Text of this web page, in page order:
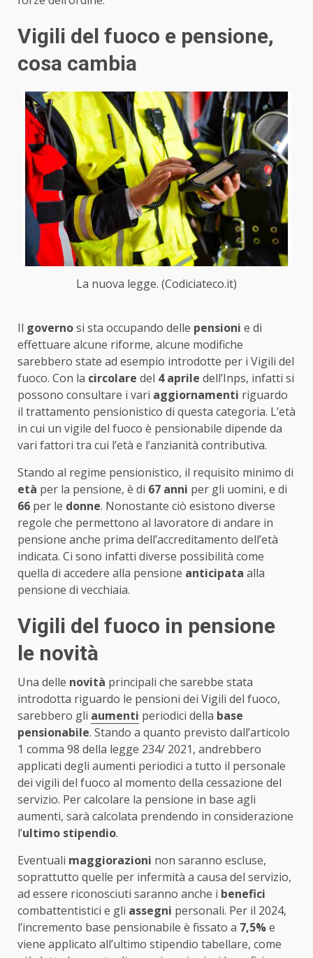
Vigili del fuoco e pensione,
cosa cambia
La nuova legge. (Codiciateco.it)
Il governosi sta occupando delle pensioni e di
effettuare alcune riforme, alcune modifiche
sarebbero state ad esempio introdotte per i Vigili del
fuoco. Con la circolare del 4 aprile dell’Inps, infatti si
possono consultare i vari aggiornamenti riguardo
il trattamento pensionistico di questa categoria. L’età
in cui un vigile del fuoco è pensionabile dipende da
vari fattori tra cui l’età e l’anzianità contributiva.
Stando al regime pensionistico, il requisito minimo di
età per la pensione, è di 67 anni per gli uomini, e di
66 per le donne. Nonostante ciò esistono diverse
regole che permettono al lavoratore di andare in
pensione anche prima dell’accreditamento dell’età
indicata. Ci sono infatti diverse possibilità come
quella di accedere alla pensione anticipata alla
pensione di vecchiaia.
Vigili del fuoco in pensione
le novità
Una delle novità principali che sarebbe stata
introdotta riguardo le pensioni dei Vigili del fuoco,
sarebbero gli aumenti periodici della base
pensionabile. Stando a quanto previsto dall’articolo
1 comma 98 della legge 234/ 2021, andrebbero
applicati degli aumenti periodici a tutto il personale
dei vigili del fuoco al momento della cessazione del
servizio. Per calcolare la pensione in base agli
aumenti, sarà calcolata prendendo in considerazione
l’ultimo stipendio.
Eventuali maggiorazioni non saranno escluse,
soprattutto quelle per infermità a causa del servizio,
ad essere riconosciuti saranno anche i benefici
combattentistici e gli assegni personali. Per il 2024,
l’incremento base pensionabile è fissato a 7,5%e
viene applicato all’ultimo stipendio tabellare, come